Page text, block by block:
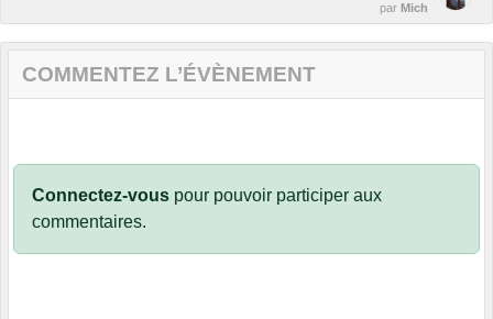
par Mich
COMMENTEZ L’ÉVÈNEMENT
Connectez-vous pour pouvoir participer aux
commentaires.